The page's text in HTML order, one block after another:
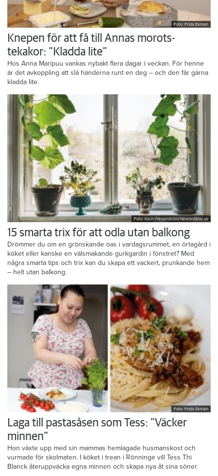
Foto: Frida Ekman
Knepen för att få till Annas morots-
tekakor: ”Kladda lite”
Hos Anna Maripuu vankas nybakt flera dagar i veckan. För henne
är det avkoppling att slå händerna runt en deg – och den får gärna
kladda lite.
Foto: Karin Hasselström/Newbotanic.se
15 smarta trix för att odla utan balkong
Drömmer du om en grönskande oas i vardagsrummet, en örtagård i
köket eller kanske en välsmakande gurkgardin i fönstret? Med
några smarta tips och trix kan du skapa ett vackert, prunkande hem
– helt utan balkong.
Foto: Frida Ekman
Laga till pastasåsen som Tess: ”Väcker
minnen”
Hon växte upp med sin mammas hemlagade husmanskost och
vurmade för skolmaten. I köket i trean i Rönninge vill Tess Thi
Blanck återuppväcka egna minnen och skapa nya åt sina söner.